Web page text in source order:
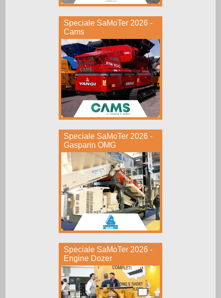
Speciale SaMoTer 2026 -
Cams
Speciale SaMoTer 2026 -
Gasparin OMG
Speciale SaMoTer 2026 -
Engine Dozer